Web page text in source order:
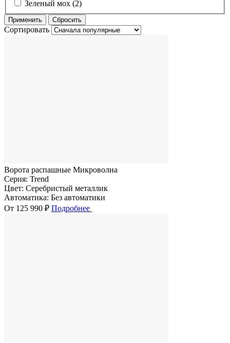
Зеленый мох (2)
Сортировать
Ворота распашные Микроволна
Серия: Trend
Цвет: Серебристый металлик
Автоматика: Без автоматики
От 125 990 ₽ Подробнее